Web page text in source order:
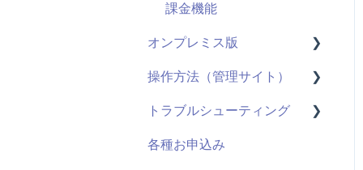
課金機能
オンプレミス版
全般
用語
システム仕様
操作方法（管理サイト）
はじめに
ライブ配信
トラブルシューティング
視聴ページ
各種お申込み